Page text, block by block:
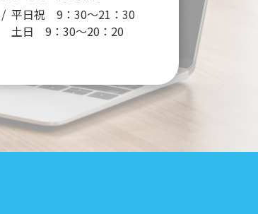
平日祝 9：30～21：30
土日 9：30～20：20